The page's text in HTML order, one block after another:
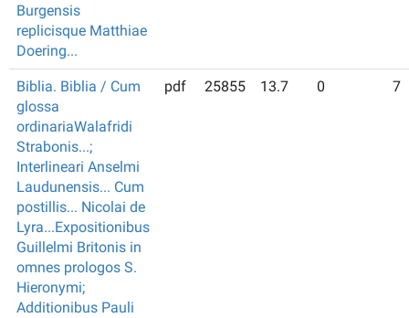
Burgensis
replicisque Matthiae
Doering...
Biblia. Biblia / Cum
glossa
ordinariaWalafridi
Strabonis...;
Interlineari Anselmi
Laudunensis... Cum
postillis... Nicolai de
Lyra...Expositionibus
Guillelmi Britonis in
omnes prologos S.
Hieronymi;
Additionibus Pauli
pdf 25855 13.7 0 7